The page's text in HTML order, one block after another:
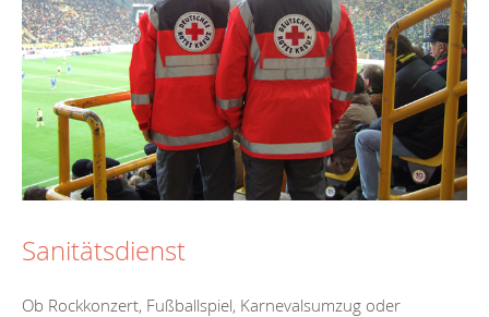
Sanitätsdienst
Ob Rockkonzert, Fußballspiel, Karnevalsumzug oder